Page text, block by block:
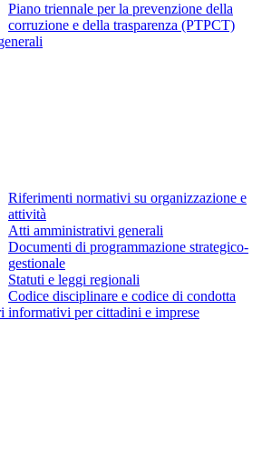
Piano triennale per la prevenzione della
corruzione e della trasparenza (PTPCT)
Riferimenti normativi su organizzazione e
attività
Atti amministrativi generali
Documenti di programmazione strategico-
gestionale
Statuti e leggi regionali
Codice disciplinare e codice di condotta
informativi per cittadini e imprese